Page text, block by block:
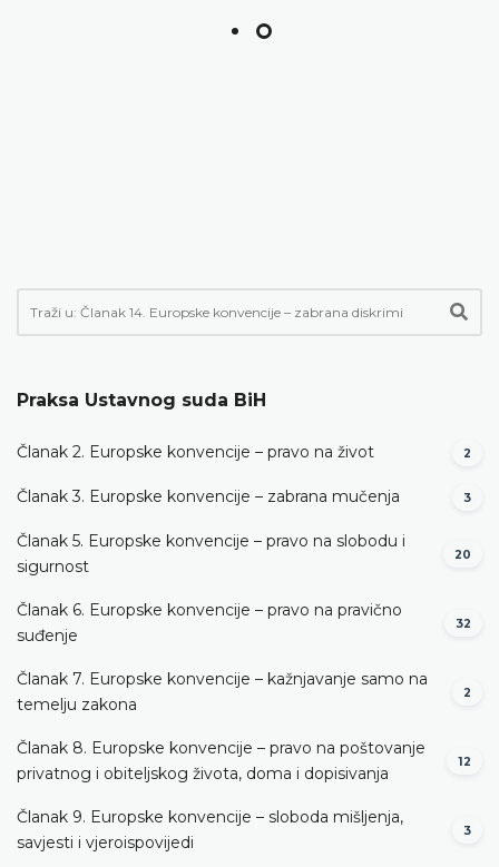
Praksa Ustavnog suda BiH
Članak 2. Europske konvencije – pravo na život 2
Članak 3. Europske konvencije – zabrana mučenja 3
Članak 5. Europske konvencije – pravo na slobodu i
sigurnost
20
Članak 6. Europske konvencije – pravo na pravično
suđenje
32
Članak 7. Europske konvencije – kažnjavanje samo na
temelju zakona
2
Članak 8. Europske konvencije – pravo na poštovanje
privatnog i obiteljskog života, doma i dopisivanja
12
Članak 9. Europske konvencije – sloboda mišljenja,
savjesti i vjeroispovijedi
3